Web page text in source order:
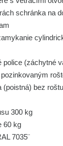
schránka na
police (záchytné
(poistná) bez
300 kg
60 kg
7035¨